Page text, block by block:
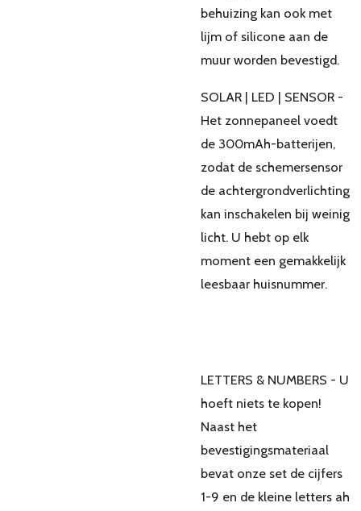
behuizing kan ook met
lijm of silicone aan de
muur worden bevestigd.
SOLAR | LED | SENSOR -
Het zonnepaneel voedt
de 300mAh-batterijen,
zodat de schemersensor
de achtergrondverlichting
kan inschakelen bij weinig
licht. U hebt op elk
moment een gemakkelijk
leesbaar huisnummer.
LETTERS & NUMBERS - U
hoeft niets te kopen!
Naast het
bevestigingsmateriaal
bevat onze set de cijfers
1-9 en de kleine letters ah